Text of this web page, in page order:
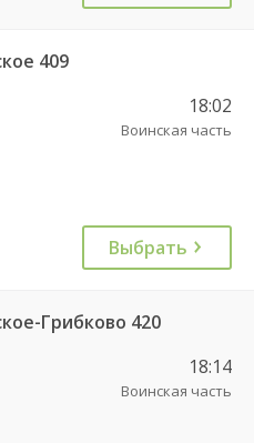
409
18:02
Воинская часть
Выбрать
Грибково 420
18:14
Воинская часть